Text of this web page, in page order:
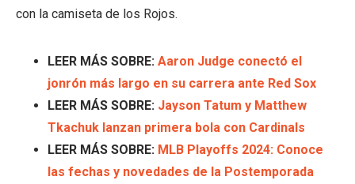
con la camiseta de los Rojos.
LEER MÁS SOBRE: Aaron Judge conectó el
jonrón más largo en su carrera ante Red Sox
LEER MÁS SOBRE: Jayson Tatum y Matthew
Tkachuk lanzan primera bola con Cardinals
LEER MÁS SOBRE: MLB Playoffs 2024: Conoce
las fechas y novedades de la Postemporada